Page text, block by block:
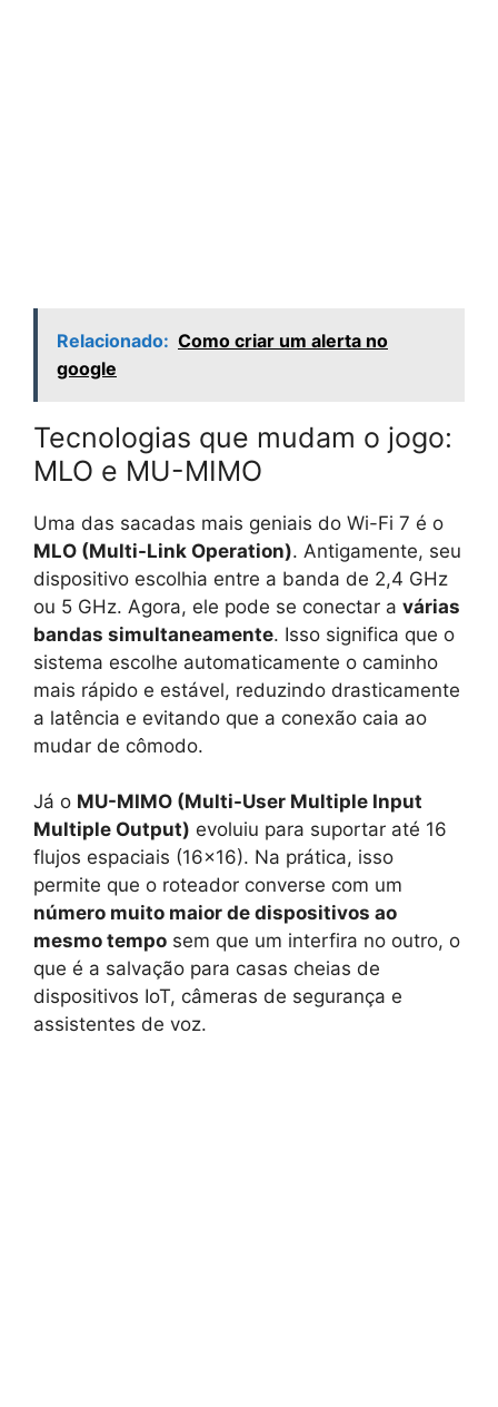
Relacionado: Como criar um alerta no
google
Tecnologias que mudam o jogo:
MLO e MU-MIMO
Uma das sacadas mais geniais do Wi-Fi 7 é o
MLO (Multi-Link Operation). Antigamente, seu
dispositivo escolhia entre a banda de 2,4 GHz
ou 5 GHz. Agora, ele pode se conectar a várias
bandas simultaneamente. Isso significa que o
sistema escolhe automaticamente o caminho
mais rápido e estável, reduzindo drasticamente
a latência e evitando que a conexão caia ao
mudar de cômodo.
Já o MU-MIMO (Multi-User Multiple Input
Multiple Output) evoluiu para suportar até 16
flujos espaciais (16×16). Na prática, isso
permite que o roteador converse com um
número muito maior de dispositivos ao
mesmo tempo sem que um interfira no outro, o
que é a salvação para casas cheias de
dispositivos IoT, câmeras de segurança e
assistentes de voz.